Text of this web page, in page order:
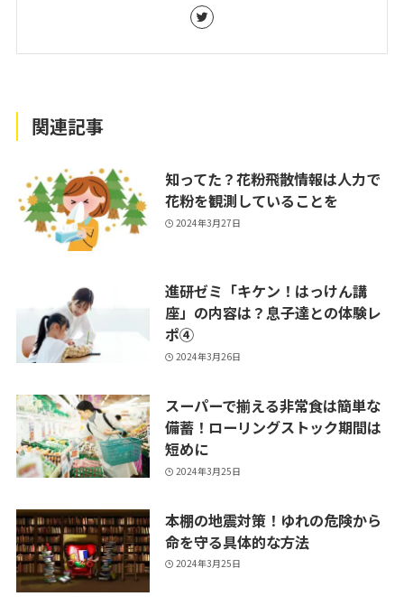
関連記事
知ってた？花粉飛散情報は人力で
花粉を観測していることを
2024年3月27日
進研ゼミ「キケン！はっけん講
座」の内容は？息子達との体験レ
ポ④
2024年3月26日
スーパーで揃える非常食は簡単な
備蓄！ローリングストック期間は
短めに
2024年3月25日
本棚の地震対策！ゆれの危険から
命を守る具体的な方法
2024年3月25日